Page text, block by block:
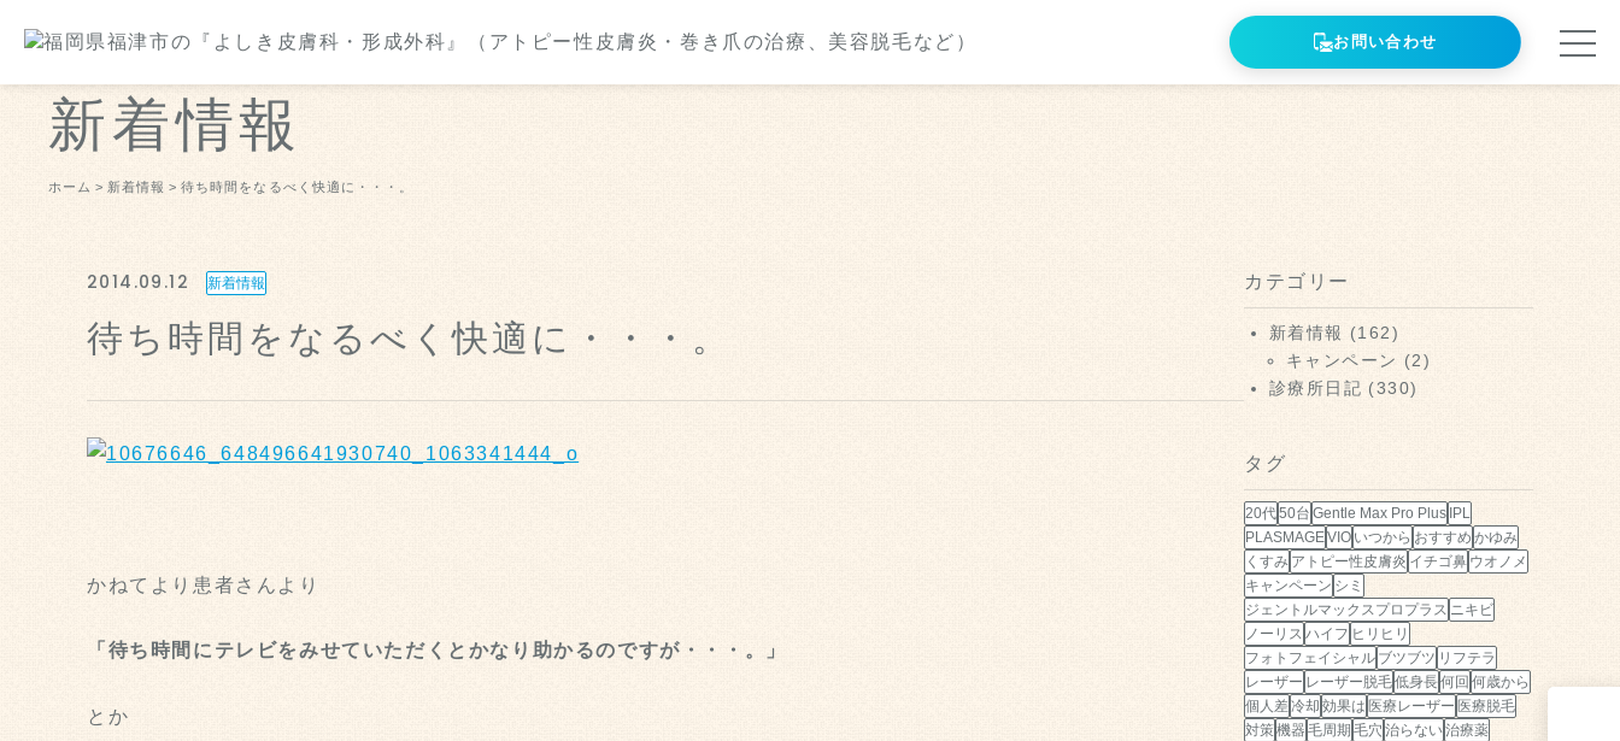
お問い合わせ
新着情報
ホーム 新着情報 待ち時間をなるべく快適に・・・。
2014.09.12 新着情報
待ち時間をなるべく快適に・・・。
かねてより患者さんより
「待ち時間にテレビをみせていただくとかなり助かるのですが・・・。」
とか
カテゴリー
新着情報 (162)
キャンペーン (2)
診療所日記 (330)
タグ
20代50台 Gentle Max Pro Plus IPL
PLASMAGEVIO いつから おすすめ かゆみ
くすみ アトピー性皮膚炎 イチゴ鼻 ウオノメ
キャンペーン シミ
ジェントルマックスプロプラス ニキビ
ノーリス ハイフ ヒリヒリ
フォトフェイシャル ブツブツ リフテラ
レーザー レーザー脱毛低身長何回 何歳から
個人差冷却 効果は 医療レーザー 医療脱毛
対策機器 毛周期 毛穴 治らない治療薬